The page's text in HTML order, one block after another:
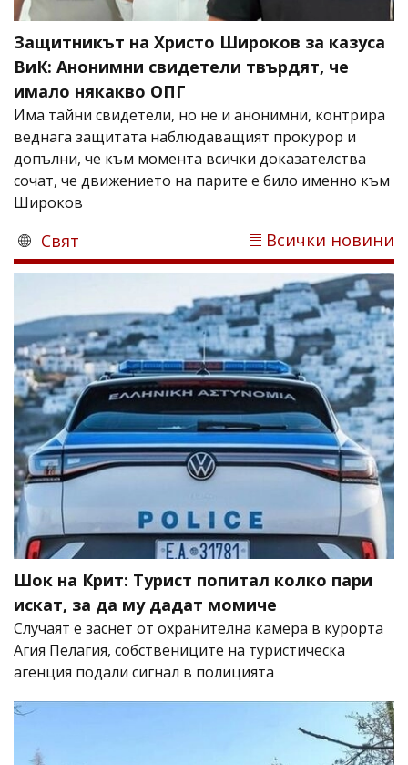
Защитникът на Христо Широков за казуса
ВиК: Анонимни свидетели твърдят, че
имало някакво ОПГ
Има тайни свидетели, но не и анонимни, контрира
веднага защитата наблюдаващият прокурор и
допълни, че към момента всички доказателства
сочат, че движението на парите е било именно към
Широков
Свят Всички новини
Шок на Крит: Турист попитал колко пари
искат, за да му дадат момиче
Случаят е заснет от охранителна камера в курорта
Агия Пелагия, собствениците на туристическа
агенция подали сигнал в полицията